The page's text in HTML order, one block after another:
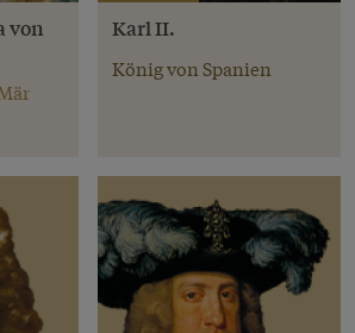
von
Karl II.
König von Spanien